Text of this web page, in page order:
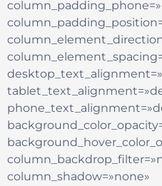
column_shadow=»none»